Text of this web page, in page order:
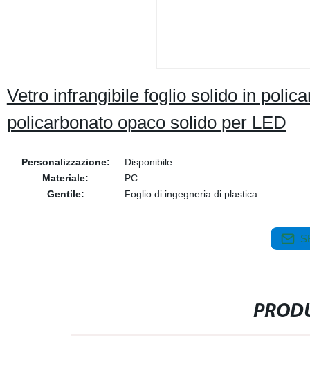
Vetro infrangibile foglio solido in
policarbonato opaco solido per LED
Personalizzazione:
Disponibile
Materiale:
PC
Gentile:
Foglio di ingegneria di plastica